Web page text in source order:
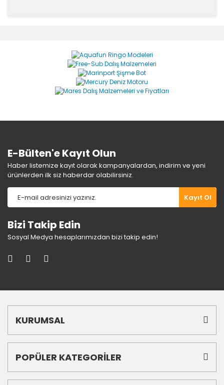
Yorum Yaz
Ürün resmi kalitesiz, bozuk veya görüntülenemiyor.
Ürün açıklamasında eksik bilgiler bulunuyor.
Ürün bilgilerinde hatalar bulunuyor.
E-Bülten'e Kayıt Olun
Haber listemize kayıt olarak kampanyalardan, indirim ve yeni
ürünlerden ilk siz haberdar olabilirsiniz.
Kayıt Ol
Bizi Takip Edin
Sosyal Medya hesaplarımızdan bizi takip edin!
KURUMSAL
POPÜLER KATEGORİLER